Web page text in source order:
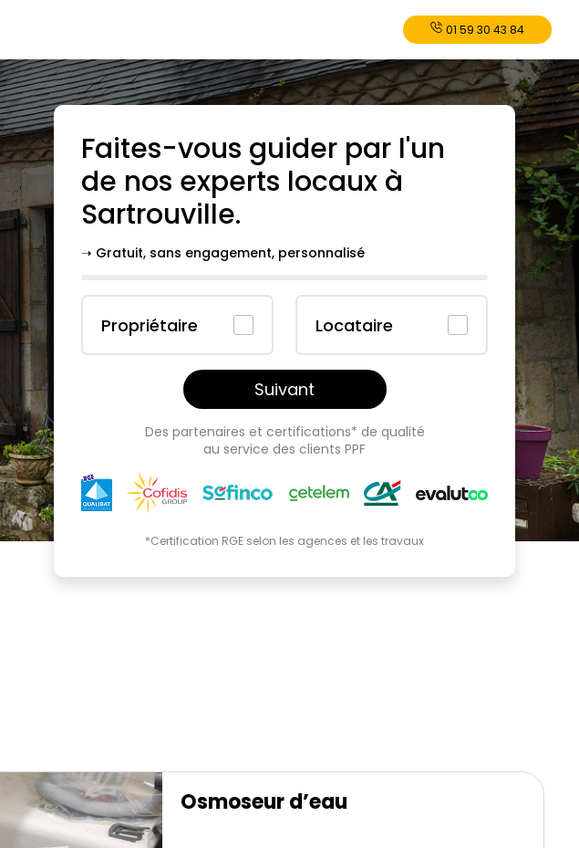
01 59 30 43 84
Faites-vous guider par l'un
de nos experts locaux à
Sartrouville.
➝ Gratuit, sans engagement, personnalisé
Propriétaire Locataire
Suivant
Des partenaires et certifications* de qualité
au service des clients PPF
*Certification RGE selon les agences et les travaux
Osmoseur d’eau